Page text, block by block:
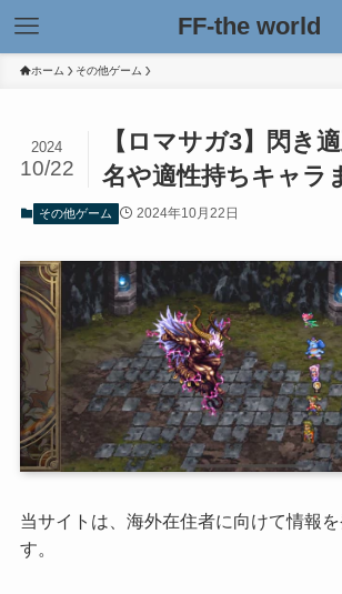
FF-the world
ホーム その他ゲーム
【ロマサガ3】閃き
名や適性持ちキャラ
2024
10/22
その他ゲーム 2024年10月22日
当サイトは、海外在住者に向けて情報
す。